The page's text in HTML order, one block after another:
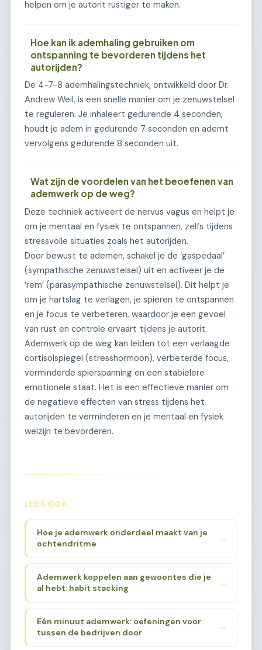
helpen om je autorit rustiger te maken.
Hoe kan ik ademhaling gebruiken om
ontspanning te bevorderen tijdens het
autorijden?
De 4-7-8 ademhalingstechniek, ontwikkeld door Dr.
Andrew Weil, is een snelle manier om je zenuwstelsel
te reguleren. Je inhaleert gedurende 4 seconden,
houdt je adem in gedurende 7 seconden en ademt
vervolgens gedurende 8 seconden uit.
Wat zijn de voordelen van het beoefenen van
ademwerk op de weg?
Deze techniek activeert de nervus vagus en helpt je
om je mentaal en fysiek te ontspannen, zelfs tijdens
stressvolle situaties zoals het autorijden.
Door bewust te ademen, schakel je de ‘gaspedaal’
(sympathische zenuwstelsel) uit en activeer je de
‘rem’ (parasympathische zenuwstelsel). Dit helpt je
om je hartslag te verlagen, je spieren te ontspannen
en je focus te verbeteren, waardoor je een gevoel
van rust en controle ervaart tijdens je autorit.
Ademwerk op de weg kan leiden tot een verlaagde
cortisolspiegel (stresshormoon), verbeterde focus,
verminderde spierspanning en een stabielere
emotionele staat. Het is een effectieve manier om
de negatieve effecten van stress tijdens het
autorijden te verminderen en je mentaal en fysiek
welzijn te bevorderen.
LEES OOK
Hoe je ademwerk onderdeel maakt van je
ochtendritme
→
Ademwerk koppelen aan gewoontes die je
al hebt: habit stacking
→
Eén minuut ademwerk: oefeningen voor
tussen de bedrijven door
→